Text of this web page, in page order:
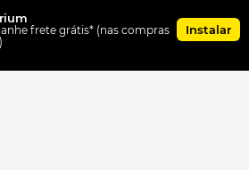
DE PAGAMENTO
frete grátis* (nas compras
Instalar